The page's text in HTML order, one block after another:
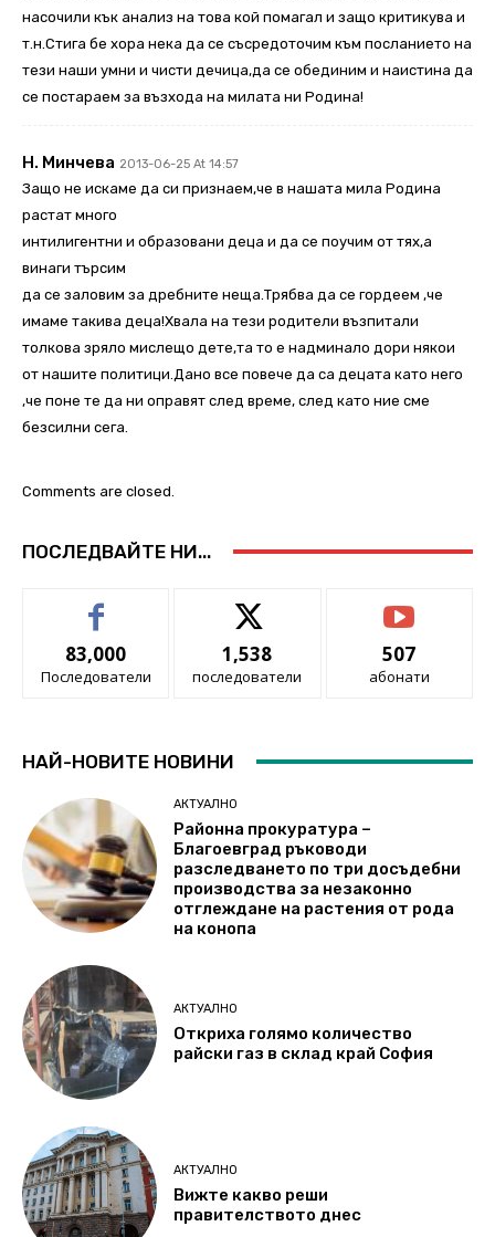
насочили кък анализ на това кой помагал и защо критикува и
т.н.Стига бе хора нека да се съсредоточим към посланието на
тези наши умни и чисти дечица,да се обединим и наистина да
се постараем за възхода на милата ни Родина!
Н. Минчева 2013-06-25 At 14:57
Защо не искаме да си признаем,че в нашата мила Родина
растат много
интилигентни и образовани деца и да се поучим от тях,а
винаги търсим
да се заловим за дребните неща.Трябва да се гордеем ,че
имаме такива деца!Хвала на тези родители възпитали
толкова зряло мислещо дете,та то е надминало дори някои
от нашите политици.Дано все повече да са децата като него
,че поне те да ни оправят след време, след като ние сме
безсилни сега.
Comments are closed.
ПОСЛЕДВАЙТЕ НИ...
83,000
Последователи
1,538
последователи
507
абонати
НАЙ-НОВИТЕ НОВИНИ
АКТУАЛНО
Районна прокуратура –
Благоевград ръководи
разследването по три досъдебни
производства за незаконно
отглеждане на растения от рода
на конопа
АКТУАЛНО
Откриха голямо количество
райски газ в склад край София
АКТУАЛНО
Вижте какво реши
правителството днес